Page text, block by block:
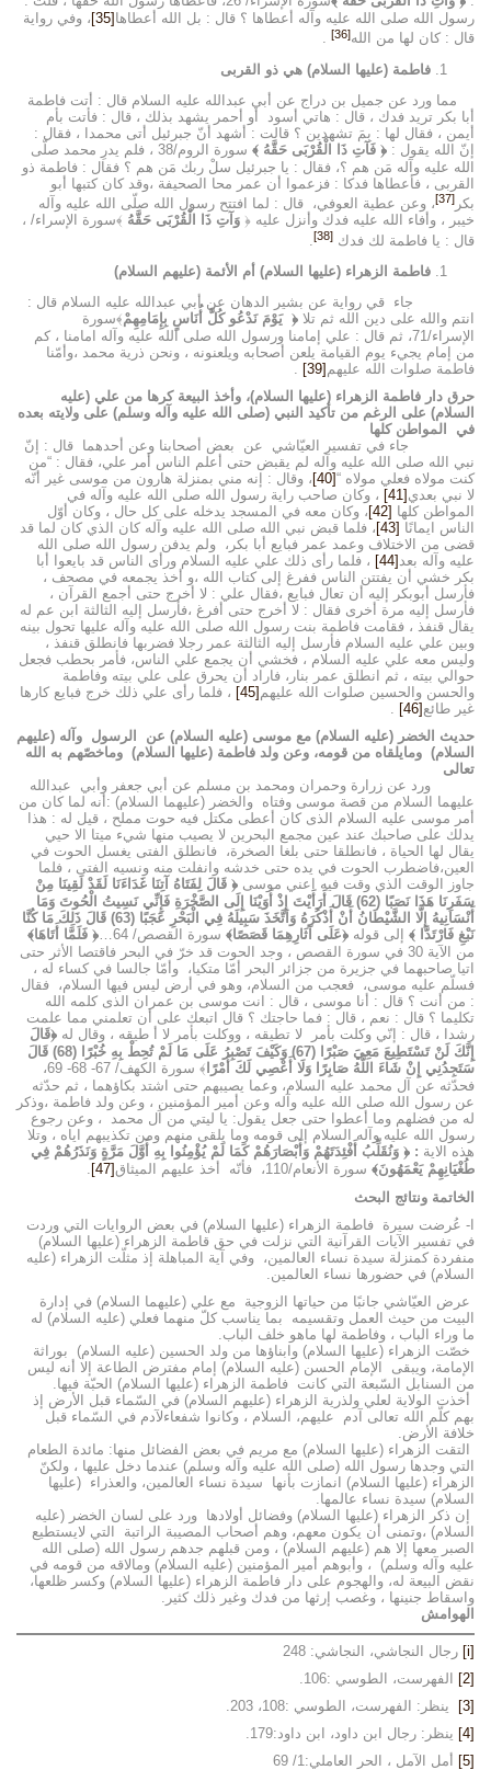
رسول الله صلى الله عليه وآله أعطاها ؟ قال : بل الله أعطاها [35]
، وفي رواية
قال : كان لها من الله[36]
.
فاطمة (عليها السلام) هي ذو القربى
مما ورد عن جميل بن دراج عن أبي عبدالله عليه السلام قال : أتت فاطمة
أبا بكر تريد فدك ، قال : هاتي أسود أو أحمر يشهد بذلك ، قال : فأتت بأم
أيمن ، فقال لها : بِمَ تشهدين ؟ قالت : أشهد أنّ جبرئيل أتى محمدا ، فقال :
إنّ الله يقول : ﴿ فَآتِ ذَا الْقُرْبَى حَقَّهُ ﴾
سورة الروم/38 ، فلم يدرِ محمد صلّى
الله عليه وآله مَن هم ؟، فقال : يا جبرئيل سلْ ربك مَن هم ؟ فقال : فاطمة ذو
القربى ، فأعطاها فدكا : فزعموا أن عمر محا الصحيفة ،وقد كان كتبها أبو
بكر [37]
، وعن عطية العوفي، قال : لما افتتح رسول الله صلّى الله عليه وآله
خيبر ، وأفاء الله عليه فدك وأنزل عليه ﴿ وَآتِ ذَا الْقُرْبَى حَقَّهُ ﴾سورة الإسراء/ ،
قال : يا فاطمة لك فدك [38]
.
فاطمة الزهراء (عليها السلام) أم الأئمة (عليهم السلام)
جاء قي رواية عن بشير الدهان عن أبي عبدالله عليه السلام قال :
انتم والله على دين الله ثم تلا ﴿ يَوْمَ نَدْعُو كُلَّ أُنَاسٍ بِإِمَامِهِمْ﴾سورة
الإسراء/71، ثم قال : علي إمامنا ورسول الله صلى الله عليه وآله امامنا ، كم
من إمام يجيء يوم القيامة يلعن أصحابه ويلعنونه ، ونحن ذرية محمد ،وأمّنا
فاطمة صلوات الله عليهم [39]
.
حرق دار فاطمة الزهراء (عليها السلام)، وأخذ البيعة كرها من علي (عليه
السلام) على الرغم من تأكيد النبي (صلى الله عليه وآله وسلم) على ولايته بعده
في المواطن كلها
جاء في تفسير العيّاشي عن بعض أصحابنا وعن أحدهما قال : إنّ
نبي الله صلى الله عليه وآله لم يقبض حتى أعلم الناس أمر علي، فقال : “من
كنت مولاه فعلي مولاه “[40]
، وقال : إنه مني بمنزلة هارون من موسى غير أنّه
لا نبي بعدي [41]
، وكان صاحب راية رسول الله صلى الله عليه وآله في
المواطن كلها [42]
، وكان معه في المسجد يدخله على كل حال ، وكان أوّل
الناس ايمانًا [43]
، فلما قبض نبي الله صلى الله عليه وآله كان الذي كان لما قد
قضى من الاختلاف وعمد عمر فبايع أبا بكر، ولم يدفن رسول الله صلى الله
عليه وآله بعد[44]
، فلما رأى ذلك علي عليه السلام ورأى الناس قد بايعوا أبا
بكر خشي أن يفتتن الناس ففرغ إلى كتاب الله ،و أخذ يجمعه في مصحف ،
فأرسل أبوبكر إليه أن تعال فبايع ،فقال علي : لا أخرج حتى أجمع القرآن ،
فأرسل إليه مرة أخرى فقال : لا أخرج حتى أفرغ ،فأرسل إليه الثالثة ابن عم له
يقال قنفذ ، فقامت فاطمة بنت رسول الله صلى الله عليه وآله عليها تحول بينه
وبين علي عليه السلام فأرسل إليه الثالثة عمر رجلا فضربها فانطلق قنفذ ،
وليس معه علي عليه السلام ، فخشي أن يجمع علي الناس، فأمر بحطب فجعل
حوالي بيته ، ثم انطلق عمر بنار، فاراد أن يحرق على علي بيته وفاطمة
والحسن والحسين صلوات الله عليهم [45]
، فلما رأى علي ذلك خرج فبايع كارها
غير طائع [46]
.
حديث الخضر (عليه السلام) مع موسى (عليه السلام) عن الرسول وآله (عليهم
السلام) ومايلقاه من قومه، وعن ولد فاطمة (عليها السلام) وماخصّهم به الله
تعالى
ورد عن زرارة وحمران ومحمد بن مسلم عن أبي جعفر وأبي عبدالله
عليهما السلام من قصة موسى وفتاه والخضر (عليهما السلام) :أنه لما كان من
أمر موسى عليه السلام الذى كان أعطى مكتل فيه حوت مملح ، قيل له : هذا
يدلك على صاحبك عند عين مجمع البحرين لا يصيب منها شيء ميتا الا حيي
يقال لها الحياة ، فانطلقا حتى بلغا الصخرة، فانطلق الفتى يغسل الحوت في
العين،فاضطرب الحوت في يده حتى خدشه وانفلت منه ونسيه الفتى ، فلما
جاوز الوقت الذي وقت فيه اعني موسى ﴿ قَالَ لِفَتَاهُ آتِنَا غَدَاءَنَا لَقَدْ لَقِينَا مِنْ
سَفَرِنَا هَذَا نَصَبًا (62) قَالَ أَرَأَيْتَ إِذْ أَوَيْنَا إِلَى الصَّخْرَةِ فَإِنِّي نَسِيتُ الْحُوتَ وَمَا
أَنْسَانِيهُ إِلَّا الشَّيْطَانُ أَنْ أَذْكُرَهُ وَاتَّخَذَ سَبِيلَهُ فِي الْبَحْرِ عَجَبًا (63) قَالَ ذَلِكَ مَا كُنَّا
نَبْغِ فَارْتَدَّا ﴾ إلى قوله ﴿عَلَى آثَارِهِمَا قَصَصًا﴾ سورة القصص/ 64…
﴿ فَلَمَّا أَتَاهَا﴾
من الآية 30 في سورة القصص ، وجد الحوت قد خرّ في البحر فاقتصا الأثر حتى
اتيا صاحبهما في جزيرة من جزائر البحر أمّا متكيا، وأمّا جالسا في كساء له ،
فسلّم عليه موسى، فعجب من السلام، وهو في أرض ليس فيها السلام، فقال
: من أنت ؟ قال : أنا موسى ، قال : انت موسى بن عمران الذى كلمه الله
تكليما ؟ قال : نعم ، قال : فما حاجتك ؟ قال اتبعك على أن تعلمني مما علمت
رشدا ، قال : إنّي وكلت بأمر لا تطيقه ، ووكلت بأمر لا أ طيقه ، وقال له ﴿قَالَ
إِنَّكَ لَنْ تَسْتَطِيعَ مَعِيَ صَبْرًا (67) وَكَيْفَ تَصْبِرُ عَلَى مَا لَمْ تُحِطْ بِهِ خُبْرًا (68) قَالَ
سَتَجِدُنِي إِنْ شَاءَ اللَّهُ صَابِرًا وَلَا أَعْصِي لَكَ أَمْرًا
﴾ سورة الكهف/ 67- 68- 69،
فحدّثه عن آل محمد عليه السلام، وعما يصيبهم حتى اشتد بكاؤهما ، ثم حدّثه
عن رسول الله صلى الله عليه وآله وعن أمير المؤمنين ، وعن ولد فاطمة ،وذكر
له من فضلهم وما أعطوا حتى جعل يقول: يا ليتي من آل محمد ، وعن رجوع
رسول الله عليه وآله السلام إلى قومه وما يلقى منهم ومن تكذيبهم اياه ، وتلا
هذه الاية : ﴿ وَنُقَلِّبُ أَفْئِدَتَهُمْ وَأَبْصَارَهُمْ كَمَا لَمْ يُؤْمِنُوا بِهِ أَوَّلَ مَرَّةٍ وَنَذَرُهُمْ فِي
طُغْيَانِهِمْ يَعْمَهُونَ﴾ سورة الأنعام/110، فأنّه أخذ عليهم الميثاق [47]
.
الخاتمة ونتائج البحث
ا- عُرضت سيرة فاطمة الزهراء (عليها السلام) في بعض الروايات التي وردت
في تفسير الآيات القرآنية التي نزلت في حق قاطمة الزهراء (عليها السلام)
منفردة كمنزلة سيدة نساء العالمين، وفي آية المباهلة إذ مثلّت الزهراء (عليه
السلام) في حضورها نساء العالمين.
عرض العيّاشي جانبًا من حياتها الزوجية مع علي (عليهما السلام) في إدارة
البيت من حيث العمل وتقسيمه بما يناسب كلّ منهما فعلي (عليه السلام) له
ما وراء الباب ، وفاطمة لها ماهو خلف الباب.
خصّت الزهراء (عليها السلام) وابناؤها من ولد الحسين (عليه السلام) بوراثة
الإمامة، ويبقى الإمام الحسن (عليه السلام) إمام مفترض الطاعة إلا أنه ليس
من السنابل السّبعة التي كانت فاطمة الزهراء (عليها السلام) الحبّة فيها.
أخذت الولاية لعلي ولذرية الزهراء (عليهم السلام) في السّماء قبل الأرض إذ
بهم كلّم الله تعالى آدم عليهم، السلام ، وكانوا شفعاءلآدم في السّماء قبل
خلافة الأرض.
التقت الزهراء (عليها السلام) مع مريم في بعض الفضائل منها: مائدة الطعام
التي وجدها رسول الله (صلى الله عليه وآله وسلم) عندما دخل عليها ، ولكنّ
الزهراء (عليها السلام) انمازت بأنها سيدة نساء العالمين، والعذراء (عليها
السلام) سيدة نساء عالمها.
إن ذكر الزهراء (عليها السلام) وفضائل أولادها ورد على لسان الخضر (عليه
السلام) ،وتمنى أن يكون معهم، وهم أصحاب المصيبة الراتبة التي لايستطيع
الصبر معها إلا هم (عليهم السلام) ، ومن قبلهم جدهم رسول الله (صلى الله
عليه وآله وسلم) ، وأبوهم أمير المؤمنين (عليه السلام) ومالاقه من قومه في
نقض البيعة له، والهجوم على دار فاطمة الزهراء (عليها السلام) وكسر ظلعها،
واسقاط جنينها ، وغصب إرثها من فدك وغير ذلك كثير.
الهوامش
[i]
رجال النجاشي، النجاشي: 248
[2]
الفهرست، الطوسي :106.
[3]
ينظر: الفهرست، الطوسي :108، 203.
[4]
ينظر: رجال ابن داود، ابن داود:179.
[5]
أمل الآمل ، الحر العاملي:1/ 69